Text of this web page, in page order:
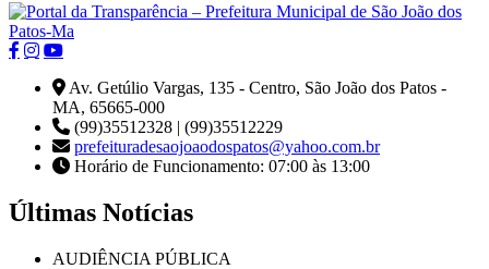
Av. Getúlio Vargas, 135 - Centro, São João dos Patos -
MA, 65665-000
(99)35512328 | (99)35512229
prefeituradesaojoaodospatos@yahoo.com.br
Horário de Funcionamento: 07:00 às 13:00
Últimas Notícias
AUDIÊNCIA PÚBLICA